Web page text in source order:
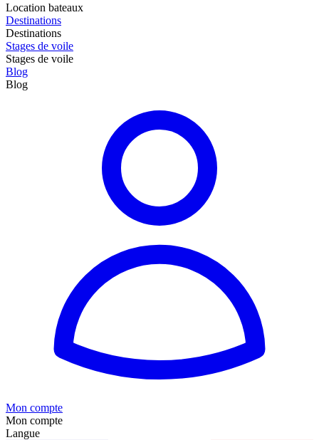
Location bateaux
Destinations
Destinations
Stages de voile
Stages de voile
Blog
Blog
Mon compte
Mon compte
Langue